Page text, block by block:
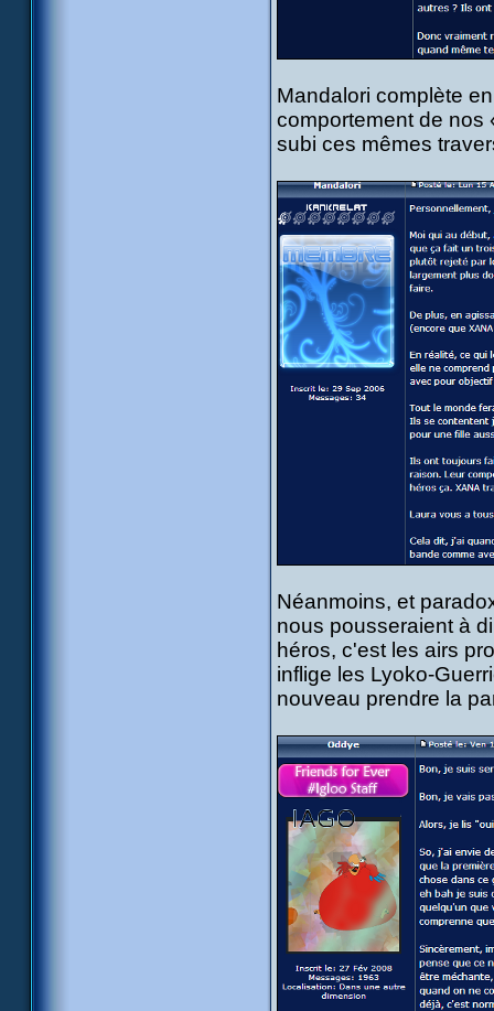
Mandalori complète
comportement de nos
subi ces mêmes
Néanmoins, et
nous pousseraient à
héros, c'est les airs
inflige les Lyoko-
nouveau prendre la